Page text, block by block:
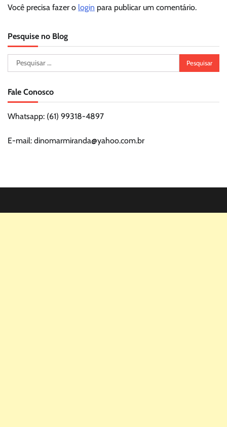
Você precisa fazer o login para publicar um comentário.
Pesquise no Blog
Pesquisar
por:
Fale Conosco
Whatsapp: (61) 99318-4897
E-mail: dinomarmiranda@yahoo.com.br